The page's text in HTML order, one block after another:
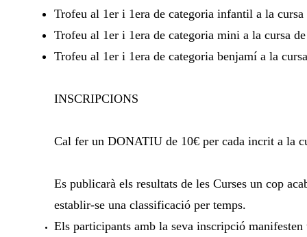
Trofeu al 1er i 1era de categoria infantil a la
Trofeu al 1er i 1era de categoria mini a la cursa
Trofeu al 1er i 1era de categoria benjamí a la
INSCRIPCIONS
Cal fer un DONATIU de 10€ per cada incrit a la
Es publicarà els resultats de les Curses un cop
establir-se una classificació per temps.
Els participants amb la seva inscripció